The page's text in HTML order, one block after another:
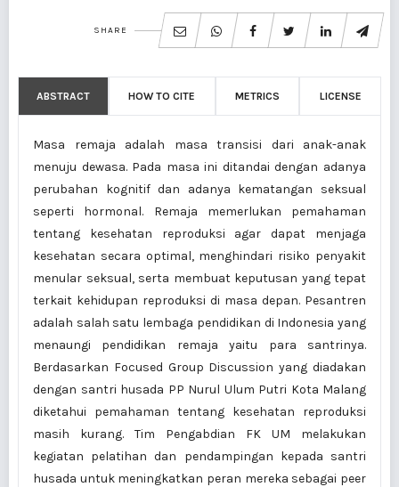
SHARE
ABSTRACT HOW TO CITE METRICS LICENSE
Masa remaja adalah masa transisi dari anak-anak
menuju dewasa. Pada masa ini ditandai dengan adanya
perubahan kognitif dan adanya kematangan seksual
seperti hormonal. Remaja memerlukan pemahaman
tentang kesehatan reproduksi agar dapat menjaga
kesehatan secara optimal, menghindari risiko penyakit
menular seksual, serta membuat keputusan yang tepat
terkait kehidupan reproduksi di masa depan. Pesantren
adalah salah satu lembaga pendidikan di Indonesia yang
menaungi pendidikan remaja yaitu para santrinya.
Berdasarkan Focused Group Discussion yang diadakan
dengan santri husada PP Nurul Ulum Putri Kota Malang
diketahui pemahaman tentang kesehatan reproduksi
masih kurang. Tim Pengabdian FK UM melakukan
kegiatan pelatihan dan pendampingan kepada santri
husada untuk meningkatkan peran mereka sebagai peer